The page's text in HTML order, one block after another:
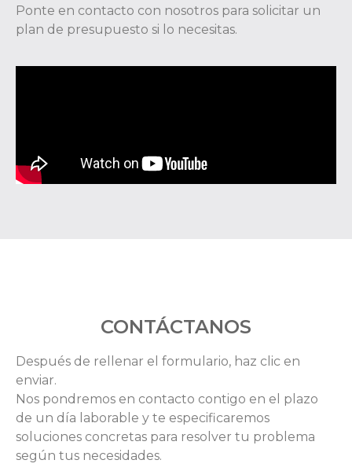
Ponte en contacto con nosotros para solicitar un
plan de presupuesto si lo necesitas.
CONTÁCTANOS
Después de rellenar el formulario, haz clic en
enviar.
Nos pondremos en contacto contigo en el plazo
de un día laborable y te especificaremos
soluciones concretas para resolver tu problema
según tus necesidades.